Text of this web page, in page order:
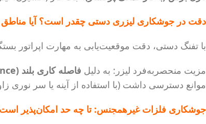
دقت در جوشکاری لیزری دستی چقدر است؟ آیا
با تفنگ دستی، دقت موقعیت‌یابی به مهارت اپراتور بستگی دارد (~±0.5 تا ۱ میلی‌متر در حرکت دست آزاد). در مقابل، ربات
مزیت منحصربه‌فرد لیزر: به دلیل فاصله کاری بلند (Stand-off distance) معمول ۱۰ تا ۳۰ سانتی‌متر
موانع دسترسی داشت (با استفاده از آینه یا سر نوری
جوشکاری فلزات غیرهمجنس: تا چه حد امکان‌پذیر